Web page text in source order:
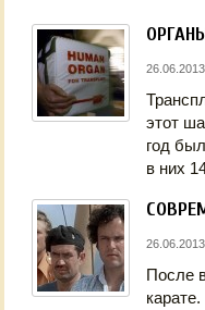
26.06.2013
этот
год
в них
26.06.2013
После